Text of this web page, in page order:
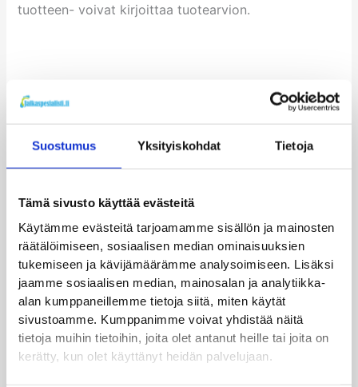
Suostumus Yksityiskohdat Tietoja
Tämä sivusto käyttää evästeitä
Käytämme evästeitä tarjoamamme sisällön ja mainosten
räätälöimiseen, sosiaalisen median ominaisuuksien
tukemiseen ja kävijämäärämme analysoimiseen. Lisäksi
jaamme sosiaalisen median, mainosalan ja analytiikka-
alan kumppaneillemme tietoja siitä, miten käytät
sivustoamme. Kumppanimme voivat yhdistää näitä
tietoja muihin tietoihin, joita olet antanut heille tai joita on
kerätty, kun olet käyttänyt heidän palvelujaan.
tuotteen- voivat kirjoittaa tuotearvion.
Tutustu myös
Muut apuvälineet
Aircast Airlift
PTTD
nilkkatuki
Arvostelu
tuotteesta:
5.00
/ 5
91,90€
Katso tuote
Tällä
tuotteella
on
muunnelma.
Voit
tehdä
valinnat
tuotteen
sivulla.
Pohjalliset
Currex Low
pohjalliset
43,50€
Katso tuote
Tällä
tuotteella
on
Voit
valinnat
tuotteen